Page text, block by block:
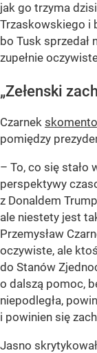
jak go trzyma
Trzaskowskiego i
bo Tusk sprzedał
zupełnie
„Zełenski
Czarnek
pomiędzy
– To, co się stało
perspektywy
z Donaldem
ale niestety jest
Przemysław
oczywiste, ale
do Stanów
o dalszą pomoc,
niepodległa,
i powinien się
Jasno